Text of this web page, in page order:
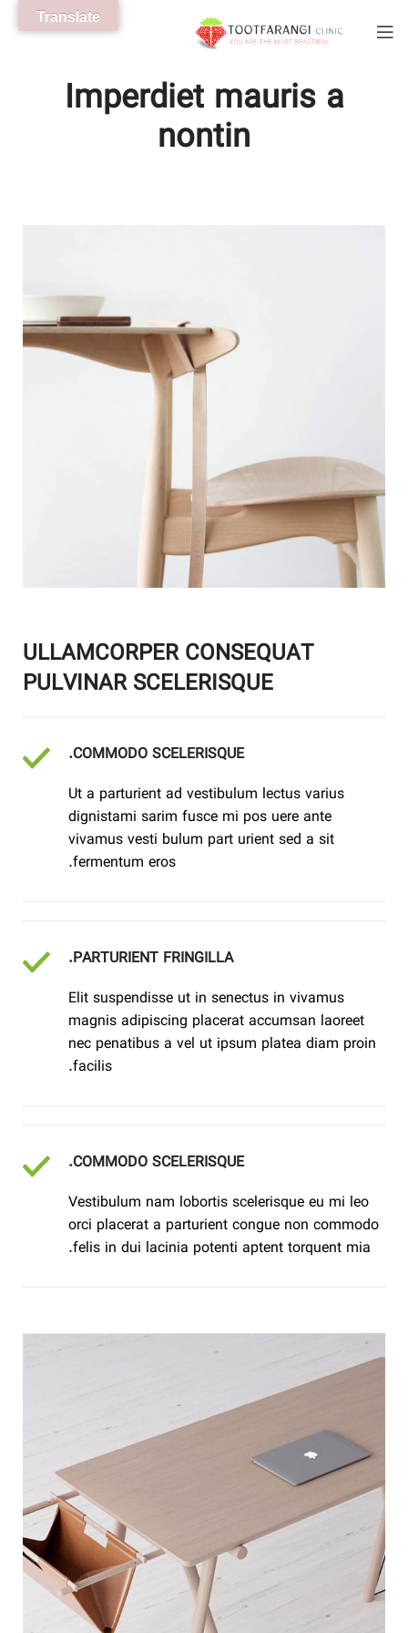
Imperdiet mauris a
nontin
ULLAMCORPER CONSEQUAT
PULVINAR SCELERISQUE
COMMODO SCELERISQUE.
Ut a parturient ad vestibulum lectus varius
dignistami sarim fusce mi pos uere ante
vivamus vesti bulum part urient sed a sit
fermentum eros.
PARTURIENT FRINGILLA.
Elit suspendisse ut in senectus in vivamus
magnis adipiscing placerat accumsan laoreet
nec penatibus a vel ut ipsum platea diam proin
facilis.
COMMODO SCELERISQUE.
Vestibulum nam lobortis scelerisque eu mi leo
orci placerat a parturient congue non commodo
felis in dui lacinia potenti aptent torquent mia.
Translate